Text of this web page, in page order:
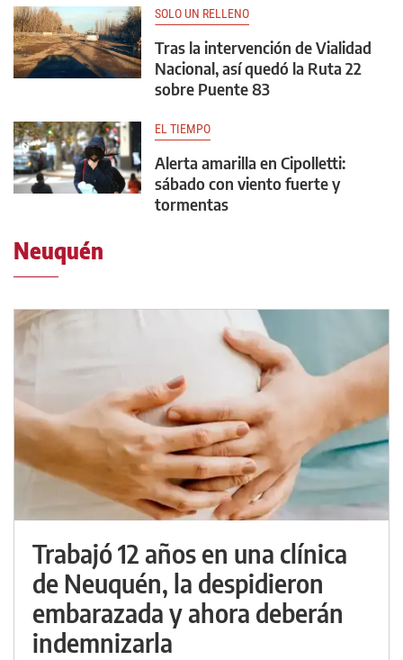
SOLO UN RELLENO
Tras la intervención de Vialidad
Nacional, así quedó la Ruta 22
sobre Puente 83
EL TIEMPO
Alerta amarilla en Cipolletti:
sábado con viento fuerte y
tormentas
Neuquén
Trabajó 12 años en una clínica
de Neuquén, la despidieron
embarazada y ahora deberán
indemnizarla